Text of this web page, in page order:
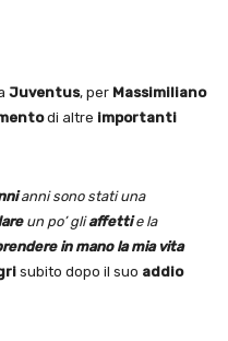
Juventus, per Massimiliano
di altre importanti
anni sono stati una
un po’ gliaffettie la
in mano la mia vita
subito dopo il suo addio